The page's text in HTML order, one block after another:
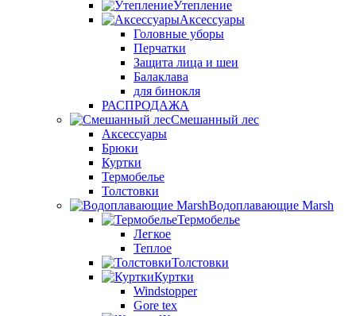
Утепление
Аксессуары
Головные уборы
Перчатки
Защита лица и шеи
Балаклава
для бинокля
РАСПРОДАЖА
Смешанный лес
Аксессуары
Брюки
Куртки
Термобелье
Толстовки
Водоплавающие Marsh
Термобелье
Легкое
Теплое
Толстовки
Куртки
Windstopper
Gore tex